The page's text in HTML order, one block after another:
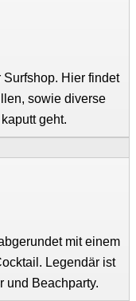
Hier findet
sowie diverse
geht.
mit einem
Legendär ist
und Beachparty.